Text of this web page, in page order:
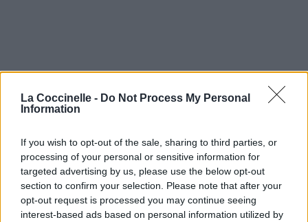
La Coccinelle - Do Not Process My Personal
Information
If you wish to opt-out of the sale, sharing to third parties, or
processing of your personal or sensitive information for
targeted advertising by us, please use the below opt-out
section to confirm your selection. Please note that after your
opt-out request is processed you may continue seeing
interest-based ads based on personal information utilized by